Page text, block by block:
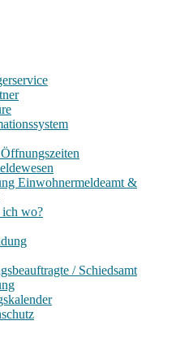
Einwohnermeldeamt &
ich wo?
/ Schiedsamt